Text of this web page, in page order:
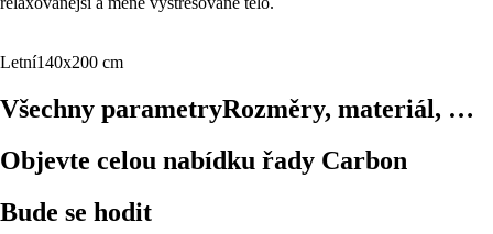
Letní140x200 cm
Všechny parametryRozměry, materiál, …
Objevte celou nabídku řady Carbon
Bude se hodit